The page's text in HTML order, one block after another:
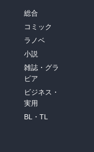
総合
コミック
ラノベ
小説
雑誌・グラ
ビア
ビジネス・
実用
BL・TL